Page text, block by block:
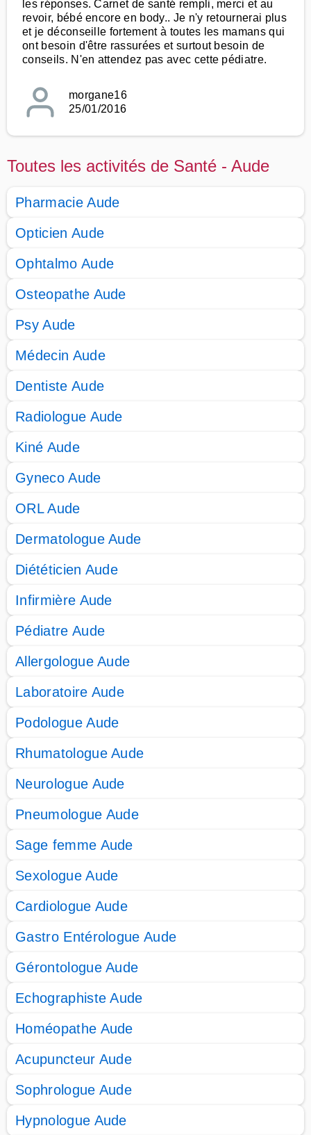
les réponses. Carnet de santé rempli, merci et au
revoir, bébé encore en body.. Je n'y retournerai plus
et je déconseille fortement à toutes les mamans qui
ont besoin d'être rassurées et surtout besoin de
conseils. N'en attendez pas avec cette pédiatre.
morgane16
25/01/2016
Toutes les activités de Santé - Aude
Pharmacie Aude
Opticien Aude
Ophtalmo Aude
Osteopathe Aude
Psy Aude
Médecin Aude
Dentiste Aude
Radiologue Aude
Kiné Aude
Gyneco Aude
ORL Aude
Dermatologue Aude
Diététicien Aude
Infirmière Aude
Pédiatre Aude
Allergologue Aude
Laboratoire Aude
Podologue Aude
Rhumatologue Aude
Neurologue Aude
Pneumologue Aude
Sage femme Aude
Sexologue Aude
Cardiologue Aude
Gastro Entérologue Aude
Gérontologue Aude
Echographiste Aude
Homéopathe Aude
Acupuncteur Aude
Sophrologue Aude
Hypnologue Aude